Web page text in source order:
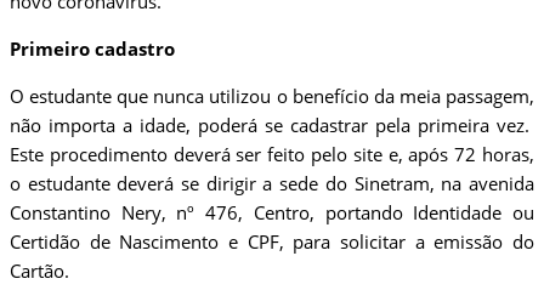
Primeiro cadastro
O estudante que nunca utilizou o benefício da meia passagem,
não importa a idade, poderá se cadastrar pela primeira vez.
Este procedimento deverá ser feito pelo site e, após 72 horas,
o estudante deverá se dirigir a sede do Sinetram, na avenida
Constantino Nery, nº 476, Centro, portando Identidade ou
Certidão de Nascimento e CPF, para solicitar a emissão do
Cartão.